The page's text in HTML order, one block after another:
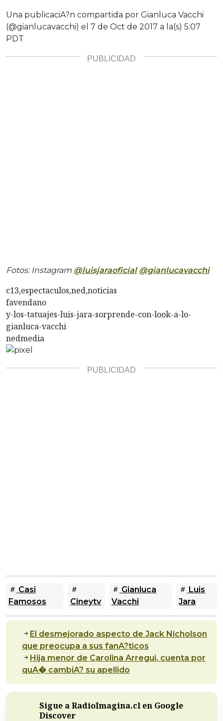
Una publicaciA?n compartida por Gianluca Vacchi
(@gianlucavacchi) el 7 de Oct de 2017 a la(s) 5:07
PDT
Fotos: Instagram @luisjaraoficial @gianlucavacchi
c13,espectaculos,ned,noticias
favendano
y-los-tatuajes-luis-jara-sorprende-con-look-a-lo-
gianluca-vacchi
nedmedia
Casi
Famosos
Cineytv
Gianluca
Vacchi
Luis
Jara
El desmejorado aspecto de Jack Nicholson
que preocupa a sus fanA?ticos
Hija menor de Carolina Arregui, cuenta por
quA� cambiA? su apellido
Sigue a RadioImagina.cl en Google
Discover